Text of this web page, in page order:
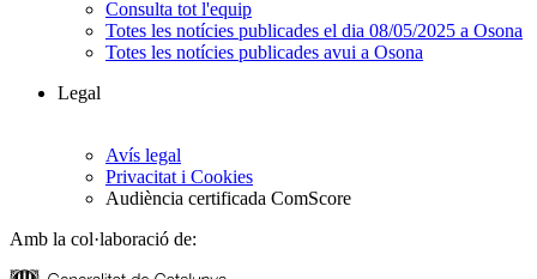
Consulta tot l'equip
Totes les notícies publicades el dia 08/05/2025 a Osona
Totes les notícies publicades avui a Osona
Legal
Avís legal
Privacitat i Cookies
Audiència certificada ComScore
Amb la col·laboració de: